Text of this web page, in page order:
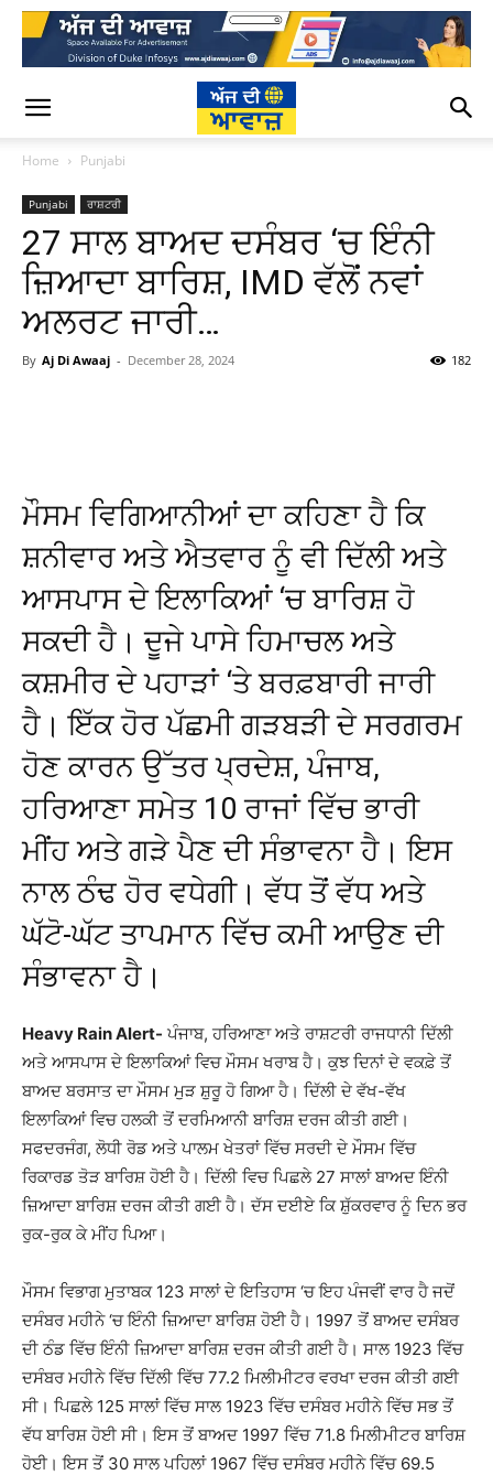
Home Punjabi
Punjabi ਰਾਸ਼ਟਰੀ
27 ਸਾਲ ਬਾਅਦ ਦਸੰਬਰ ‘ਚ ਇੰਨੀ
ਜ਼ਿਆਦਾ ਬਾਰਿਸ਼, IMD ਵੱਲੋਂ ਨਵਾਂ
ਅਲਰਟ ਜਾਰੀ…
By Aj Di Awaaj - December 28, 2024 182
ਮੌਸਮ ਵਿਗਿਆਨੀਆਂ ਦਾ ਕਹਿਣਾ ਹੈ ਕਿ
ਸ਼ਨੀਵਾਰ ਅਤੇ ਐਤਵਾਰ ਨੂੰ ਵੀ ਦਿੱਲੀ ਅਤੇ
ਆਸਪਾਸ ਦੇ ਇਲਾਕਿਆਂ ‘ਚ ਬਾਰਿਸ਼ ਹੋ
ਸਕਦੀ ਹੈ। ਦੂਜੇ ਪਾਸੇ ਹਿਮਾਚਲ ਅਤੇ
ਕਸ਼ਮੀਰ ਦੇ ਪਹਾੜਾਂ ‘ਤੇ ਬਰਫ਼ਬਾਰੀ ਜਾਰੀ
ਹੈ। ਇੱਕ ਹੋਰ ਪੱਛਮੀ ਗੜਬੜੀ ਦੇ ਸਰਗਰਮ
ਹੋਣ ਕਾਰਨ ਉੱਤਰ ਪ੍ਰਦੇਸ਼, ਪੰਜਾਬ,
ਹਰਿਆਣਾ ਸਮੇਤ 10 ਰਾਜਾਂ ਵਿੱਚ ਭਾਰੀ
ਮੀਂਹ ਅਤੇ ਗੜੇ ਪੈਣ ਦੀ ਸੰਭਾਵਨਾ ਹੈ। ਇਸ
ਨਾਲ ਠੰਢ ਹੋਰ ਵਧੇਗੀ। ਵੱਧ ਤੋਂ ਵੱਧ ਅਤੇ
ਘੱਟੋ-ਘੱਟ ਤਾਪਮਾਨ ਵਿੱਚ ਕਮੀ ਆਉਣ ਦੀ
ਸੰਭਾਵਨਾ ਹੈ।
Heavy Rain Alert- ਪੰਜਾਬ, ਹਰਿਆਣਾ ਅਤੇ ਰਾਸ਼ਟਰੀ ਰਾਜਧਾਨੀ ਦਿੱਲੀ
ਅਤੇ ਆਸਪਾਸ ਦੇ ਇਲਾਕਿਆਂ ਵਿਚ ਮੌਸਮ ਖਰਾਬ ਹੈ। ਕੁਝ ਦਿਨਾਂ ਦੇ ਵਕਫ਼ੇ ਤੋਂ
ਬਾਅਦ ਬਰਸਾਤ ਦਾ ਮੌਸਮ ਮੁੜ ਸ਼ੁਰੂ ਹੋ ਗਿਆ ਹੈ। ਦਿੱਲੀ ਦੇ ਵੱਖ-ਵੱਖ
ਇਲਾਕਿਆਂ ਵਿਚ ਹਲਕੀ ਤੋਂ ਦਰਮਿਆਨੀ ਬਾਰਿਸ਼ ਦਰਜ ਕੀਤੀ ਗਈ।
ਸਫਦਰਜੰਗ, ਲੋਧੀ ਰੋਡ ਅਤੇ ਪਾਲਮ ਖੇਤਰਾਂ ਵਿੱਚ ਸਰਦੀ ਦੇ ਮੌਸਮ ਵਿੱਚ
ਰਿਕਾਰਡ ਤੋੜ ਬਾਰਿਸ਼ ਹੋਈ ਹੈ। ਦਿੱਲੀ ਵਿਚ ਪਿਛਲੇ 27 ਸਾਲਾਂ ਬਾਅਦ ਇੰਨੀ
ਜ਼ਿਆਦਾ ਬਾਰਿਸ਼ ਦਰਜ ਕੀਤੀ ਗਈ ਹੈ। ਦੱਸ ਦਈਏ ਕਿ ਸ਼ੁੱਕਰਵਾਰ ਨੂੰ ਦਿਨ ਭਰ
ਰੁਕ-ਰੁਕ ਕੇ ਮੀਂਹ ਪਿਆ।
ਮੌਸਮ ਵਿਭਾਗ ਮੁਤਾਬਕ 123 ਸਾਲਾਂ ਦੇ ਇਤਿਹਾਸ ‘ਚ ਇਹ ਪੰਜਵੀਂ ਵਾਰ ਹੈ ਜਦੋਂ
ਦਸੰਬਰ ਮਹੀਨੇ ‘ਚ ਇੰਨੀ ਜ਼ਿਆਦਾ ਬਾਰਿਸ਼ ਹੋਈ ਹੈ। 1997 ਤੋਂ ਬਾਅਦ ਦਸੰਬਰ
ਦੀ ਠੰਡ ਵਿੱਚ ਇੰਨੀ ਜ਼ਿਆਦਾ ਬਾਰਿਸ਼ ਦਰਜ ਕੀਤੀ ਗਈ ਹੈ। ਸਾਲ 1923 ਵਿੱਚ
ਦਸੰਬਰ ਮਹੀਨੇ ਵਿੱਚ ਦਿੱਲੀ ਵਿੱਚ 77.2 ਮਿਲੀਮੀਟਰ ਵਰਖਾ ਦਰਜ ਕੀਤੀ ਗਈ
ਸੀ। ਪਿਛਲੇ 125 ਸਾਲਾਂ ਵਿੱਚ ਸਾਲ 1923 ਵਿੱਚ ਦਸੰਬਰ ਮਹੀਨੇ ਵਿੱਚ ਸਭ ਤੋਂ
ਵੱਧ ਬਾਰਿਸ਼ ਹੋਈ ਸੀ। ਇਸ ਤੋਂ ਬਾਅਦ 1997 ਵਿੱਚ 71.8 ਮਿਲੀਮੀਟਰ ਬਾਰਿਸ਼
ਹੋਈ। ਇਸ ਤੋਂ 30 ਸਾਲ ਪਹਿਲਾਂ 1967 ਵਿੱਚ ਦਸੰਬਰ ਮਹੀਨੇ ਵਿੱਚ 69.5